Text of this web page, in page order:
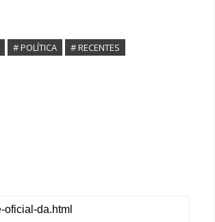
# POLÍTICA # RECENTES